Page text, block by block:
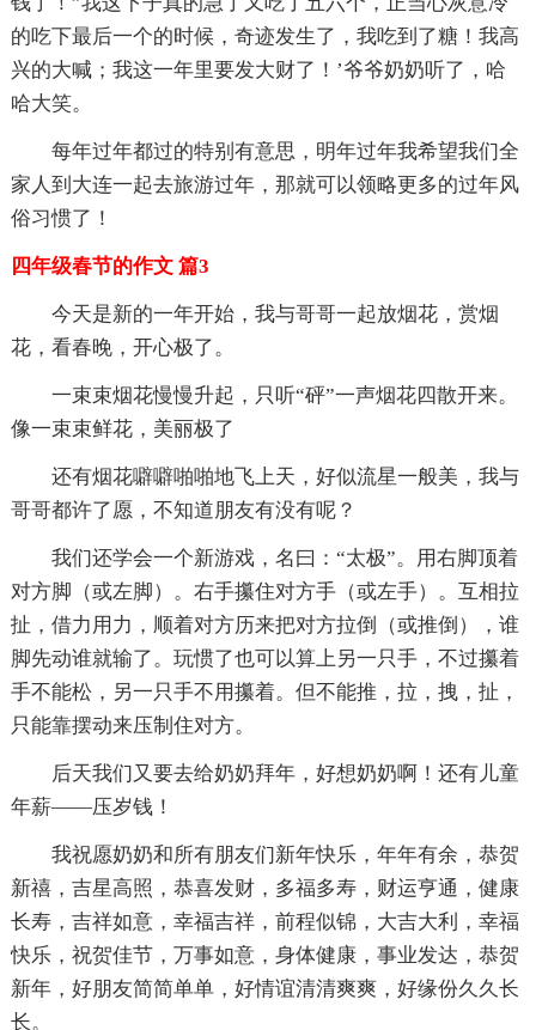
的吃下最后一个的时候，奇迹发生了，我吃到了糖！我高
兴的大喊；我这一年里要发大财了！’爷爷奶奶听了，哈
哈大笑。
每年过年都过的特别有意思，明年过年我希望我们全
家人到大连一起去旅游过年，那就可以领略更多的过年风
俗习惯了！
四年级春节的作文 篇3
今天是新的一年开始，我与哥哥一起放烟花，赏烟
花，看春晚，开心极了。
一束束烟花慢慢升起，只听“砰”一声烟花四散开来。
像一束束鲜花，美丽极了
还有烟花噼噼啪啪地飞上天，好似流星一般美，我与
哥哥都许了愿，不知道朋友有没有呢？
我们还学会一个新游戏，名曰：“太极”。用右脚顶着
对方脚（或左脚）。右手攥住对方手（或左手）。互相拉
扯，借力用力，顺着对方历来把对方拉倒（或推倒），谁
脚先动谁就输了。玩惯了也可以算上另一只手，不过攥着
手不能松，另一只手不用攥着。但不能推，拉，拽，扯，
只能靠摆动来压制住对方。
后天我们又要去给奶奶拜年，好想奶奶啊！还有儿童
年薪——压岁钱！
我祝愿奶奶和所有朋友们新年快乐，年年有余，恭贺
新禧，吉星高照，恭喜发财，多福多寿，财运亨通，健康
长寿，吉祥如意，幸福吉祥，前程似锦，大吉大利，幸福
快乐，祝贺佳节，万事如意，身体健康，事业发达，恭贺
新年，好朋友简简单单，好情谊清清爽爽，好缘份久久长
长。